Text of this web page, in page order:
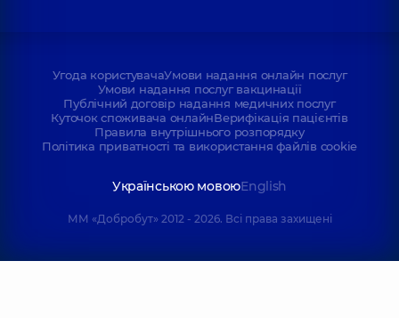
Угода користувачаУмови надання онлайн послуг
Умови надання послуг вакцинації
Публічний договір надання медичних послуг
Куточок споживача онлайнВерифікація пацієнтів
Правила внутрішнього розпорядку
Політика приватності та використання файлів cookie
Українською мовоюEnglish
ММ «Добробут» 2012 - 2026. Всі права захищені